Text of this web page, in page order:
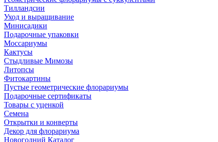
Тилландсии
Уход и выращивание
Минисадики
Подарочные упаковки
Моссариумы
Кактусы
Стыдливые Мимозы
Литопсы
Фитокартины
Пустые геометрические флорариумы
Подарочные сертификаты
Товары с уценкой
Семена
Открытки и конверты
Декор для флорариума
Новогодний Каталог